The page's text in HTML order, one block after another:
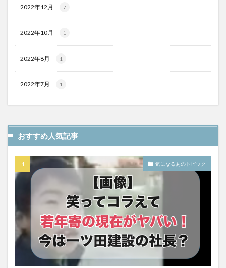
2022年12月 7
2022年10月 1
2022年8月 1
2022年7月 1
おすすめ人気記事
気になるあのトピック